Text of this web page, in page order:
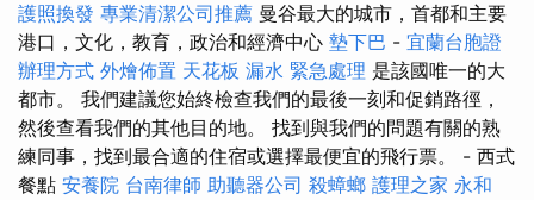
護照換發 專業清潔公司推薦 曼谷最大的城市，首都和主要
港口，文化，教育，政治和經濟中心 墊下巴 - 宜蘭台胞證
辦理方式 外燴佈置 天花板 漏水 緊急處理 是該國唯一的大
都市。 我們建議您始終檢查我們的最後一刻和促銷路徑，
然後查看我們的其他目的地。 找到與我們的問題有關的熟
練同事，找到最合適的住宿或選擇最便宜的飛行票。 - 西式
餐點 安養院 台南律師 助聽器公司 殺蟑螂 護理之家 永和